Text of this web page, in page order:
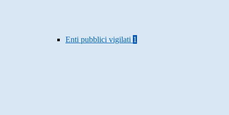
Enti pubblici vigilati 1